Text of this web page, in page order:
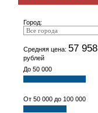
Город:
Средняя цена: 57 958
рублей
До 50 000
От 50 000 до 100 000